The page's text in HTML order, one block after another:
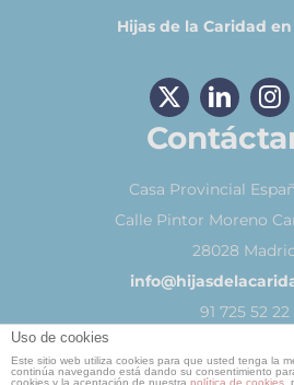
Hijas de la Caridad
Casa Provincial
Calle Pintor Moreno
28028
91 725 52 22
Uso de cookies
Este sitio web utiliza cookies para que usted tenga la
continúa navegando está dando su consentimiento
cookies y la aceptación de nuestra política de cookies